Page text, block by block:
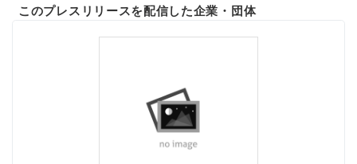
このプレスリリースを配信した企業・団体